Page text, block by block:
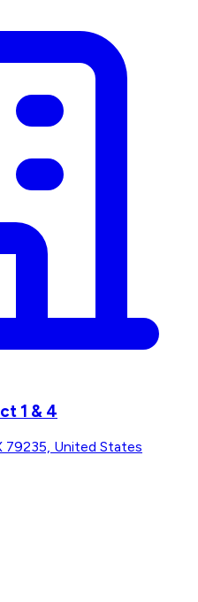
1 & 4
79235, United States